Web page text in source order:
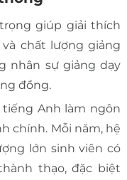
giúp giải thích
chất lượng giảng
nhân sự giảng dạy
đồng.
Anh làm ngôn
chính. Mỗi năm, hệ
lớn sinh viên có
thạo, đặc biệt